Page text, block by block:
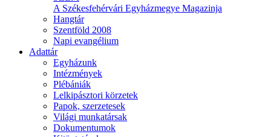
A Székesfehérvári Egyházmegye Magazinja
Hangtár
Szentföld 2008
Napi evangélium
Adattár
Egyházunk
Intézmények
Plébániák
Lelkipásztori körzetek
Papok, szerzetesek
Világi munkatársak
Dokumentumok